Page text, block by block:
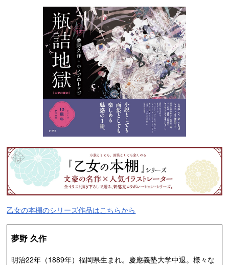
乙女の本棚のシリーズ作品はこちらから
夢野 久作
明治22年（1889年）福岡県生まれ。慶應義塾大学中退。様々な